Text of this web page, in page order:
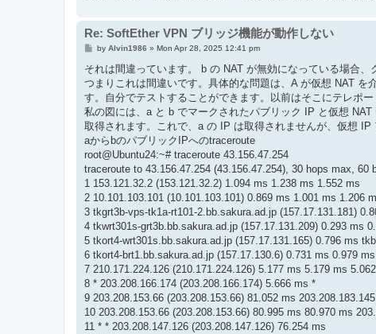
Re: SoftEther VPN ブリッジ機能が動作しない
P
s
by Alvin1986 » Mon Apr 28, 2025 12:41 pm
それは間違っています。 b の NAT が無効になっている場合
つまりこれは間違いです。具体的な問題は、A が仮想 NAT
す。自分でテストすることができます。以前はそこにテレポ
私の図には、a と b でマークされたパブリック IP と仮想
取得されます。これで、a の IP は取得されませんが、仮想 IP
aからbのパブリックIPへのtraceroute
root@Ubuntu24:~# traceroute 43.156.47.254
traceroute to 43.156.47.254 (43.156.47.254), 30 hops max, 60
1 153.121.32.2 (153.121.32.2) 1.094 ms 1.238 ms 1.552 ms
2 10.101.103.101 (10.101.103.101) 0.869 ms 1.001 ms 1.206
3 tkgrt3b-vps-tk1a-rt101-2.bb.sakura.ad.jp (157.17.131.181)
4 tkwrt301s-grt3b.bb.sakura.ad.jp (157.17.131.209) 0.293 ms
5 tkort4-wrt301s.bb.sakura.ad.jp (157.17.131.165) 0.796 ms
6 tkort4-brt1.bb.sakura.ad.jp (157.17.130.6) 0.731 ms 0.979
7 210.171.224.126 (210.171.224.126) 5.177 ms 5.179 ms
8 * 203.208.166.174 (203.208.166.174) 5.666 ms *
9 203.208.153.66 (203.208.153.66) 81.052 ms
10 203.208.153.66 (203.208.153.66) 80.995 ms 80.970 ms
11 * * 203.208.147.126 (203.208.147.126) 76.254 ms